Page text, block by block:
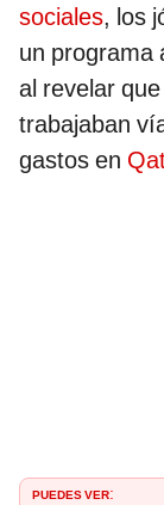
sociales, los
un programa
al revelar
trabajaban
gastos en
PUEDES VER: